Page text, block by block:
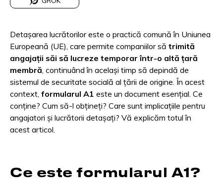
Detașarea lucrătorilor este o practică comună în Uniunea
Europeană (UE), care permite companiilor să trimită
angajații săi să lucreze temporar într-o altă țară
membră, continuând în același timp să depindă de
sistemul de securitate socială al țării de origine. În acest
context, formularul A1 este un document esențial. Ce
conține? Cum să-l obțineți? Care sunt implicațiile pentru
angajatori și lucrătorii detașați? Vă explicăm totul în
acest articol.
Ce este formularul A1?